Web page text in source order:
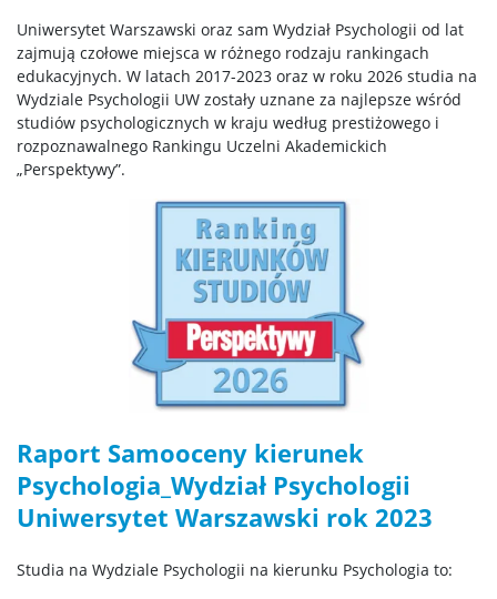
Centrum Zastosowań Psychologii
Laboratorium “Niemowlęta”
Laboratorium Psychologii Zwierząt
MultiLab
Projekty badawcze
Uniwersytet Warszawski oraz sam Wydział Psychologii od lat
zajmują czołowe miejsca w różnego rodzaju rankingach
edukacyjnych. W latach 2017-2023 oraz w roku 2026 studia na
Wydziale Psychologii UW zostały uznane za najlepsze wśród
studiów psychologicznych w kraju według prestiżowego i
rozpoznawalnego Rankingu Uczelni Akademickich
„Perspektywy”.
Raport Samooceny kierunek
Psychologia_Wydział Psychologii
Uniwersytet Warszawski rok 2023
Studia na Wydziale Psychologii na kierunku Psychologia to: